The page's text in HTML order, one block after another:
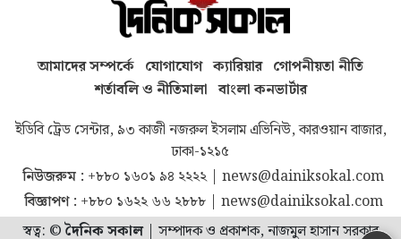
আমাদের সম্পর্কে যোগাযোগ ক্যারিয়ার গোপনীয়তা নীতি
শর্তাবলি ও নীতিমালা বাংলা কনভার্টার
ইডিবি ট্রেড সেন্টার, ৯৩ কাজী নজরুল ইসলাম এভিনিউ, কারওয়ান বাজার,
ঢাকা-১২১৫
নিউজরুম : +৮৮০ ১৬০১ ৯৪ ২২২২| news@dainiksokal.com
বিজ্ঞাপণ : +৮৮০ ১৬২২ ৬৬ ২৮৮৮| news@dainiksokal.com
স্বত্ব: ©দৈনিক সকাল| সম্পাদক ও প্রকাশক, নাজমুল হাসান সরকার